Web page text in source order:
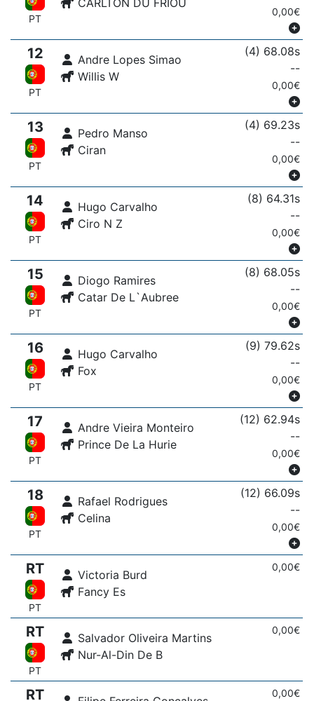
PT
0,00€
12
PT
Andre Lopes Simao
Willis W
(4) 68.08s
--
0,00€
13
PT
Pedro Manso
Ciran
(4) 69.23s
--
0,00€
14
PT
Hugo Carvalho
Ciro N Z
(8) 64.31s
--
0,00€
15
PT
Diogo Ramires
Catar De L`Aubree
(8) 68.05s
--
0,00€
16
PT
Hugo Carvalho
Fox
(9) 79.62s
--
0,00€
17
PT
Andre Vieira Monteiro
Prince De La Hurie
(12) 62.94s
--
0,00€
18
PT
Rafael Rodrigues
Celina
(12) 66.09s
--
0,00€
RT
PT
Victoria Burd
Fancy Es
0,00€
RT
PT
Salvador Oliveira Martins
Nur-Al-Din De B
0,00€
RT 0,00€